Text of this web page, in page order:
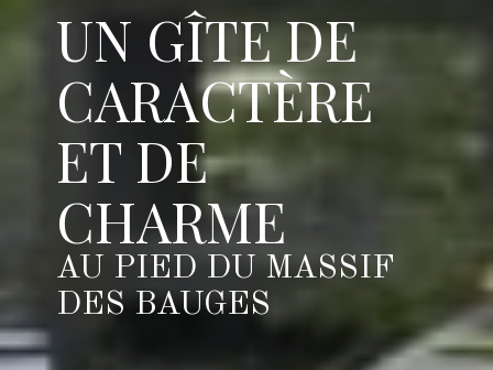
UN GÎTE DE
CARACTÈRE
ET DE
CHARME
AU PIED DU MASSIF
DES BAUGES